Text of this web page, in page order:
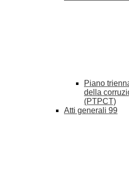
Piano
della
(PTPCT)
Atti generali 99